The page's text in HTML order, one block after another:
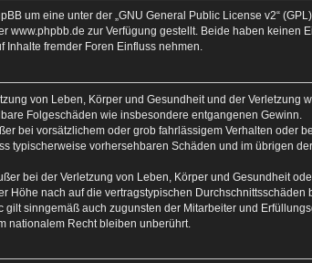
um eine unter der „GNU General Public License v2“
www.phpbb.de zur Verfügung gestellt. Beide haben
Inhalte fremder Foren Einfluss nehmen.
von Leben, Körper und Gesundheit und der
Folgeschäden wie insbesondere entgangenen Gewinn.
bei vorsätzlichem oder grob fahrlässigem Verhalten oder
typischerweise vorhersehbaren Schäden und im übrigen
bei der Verletzung von Leben, Körper und Gesundheit
Höhe nach auf die vertragstypischen
gilt sinngemäß auch zugunsten der Mitarbeiter und
nationalem Recht bleiben unberührt.